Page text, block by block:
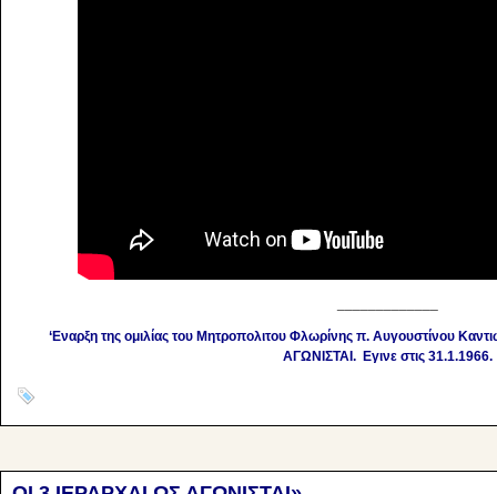
‘Εναρξη της ομιλίας του Μητροπολιτου Φλωρίνης π. Αυγουστίνου
ΑΓΩΝΙΣΤΑΙ. Εγινε στις 31.1.1966.